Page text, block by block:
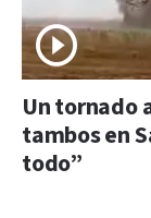
Un tornado
tambos en
todo”